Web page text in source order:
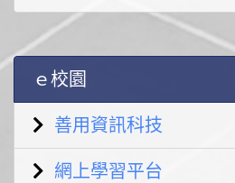
ｅ校園
善用資訊科技
網上學習平台